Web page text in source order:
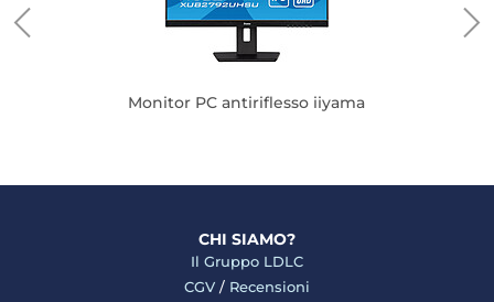
Monitor PC antiriflesso iiyama
CHI SIAMO?
Il Gruppo LDLC
CGV / Recensioni